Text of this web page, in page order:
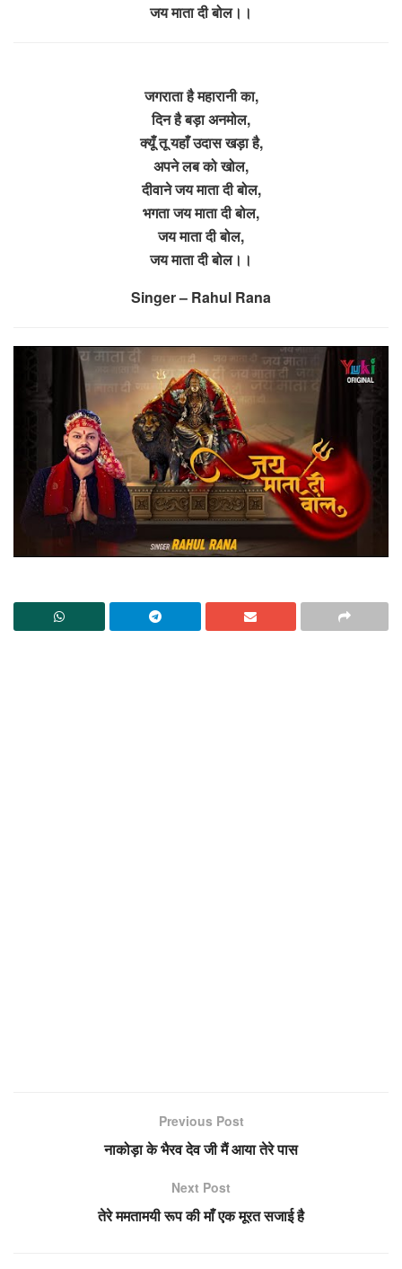
जय माता दी बोल।।
जगराता है महारानी का,
दिन है बड़ा अनमोल,
क्यूँ तू यहाँ उदास खड़ा है,
अपने लब को खोल,
दीवाने जय माता दी बोल,
भगता जय माता दी बोल,
जय माता दी बोल,
जय माता दी बोल।।
Singer – Rahul Rana
Previous Post
नाकोड़ा के भैरव देव जी मैं आया तेरे पास
Next Post
तेरे ममतामयी रूप की माँ एक मूरत सजाई है